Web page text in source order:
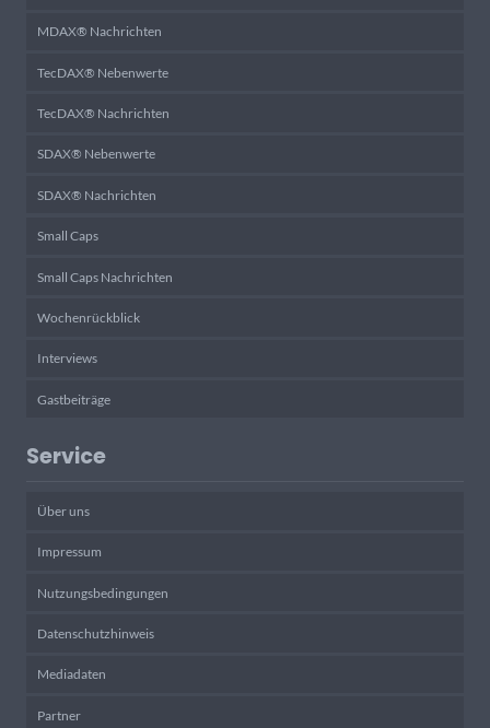
MDAX® Nachrichten
TecDAX® Nebenwerte
TecDAX® Nachrichten
SDAX® Nebenwerte
SDAX® Nachrichten
Small Caps
Small Caps Nachrichten
Wochenrückblick
Interviews
Gastbeiträge
Service
Über uns
Impressum
Nutzungsbedingungen
Datenschutzhinweis
Mediadaten
Partner